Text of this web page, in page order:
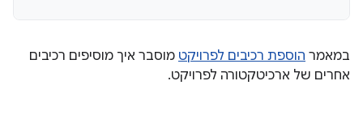
במאמר הוספת רכיבים לפרויקט מוסבר איך מוסיפים רכיבים
אחרים של ארכיטקטורה לפרויקט.